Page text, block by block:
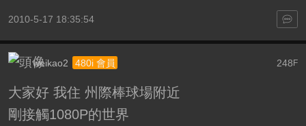
2010-5-17 18:35:54
248F
weikao2 480i 會員
大家好 我住 州際棒球場附近
剛接觸1080P的世界